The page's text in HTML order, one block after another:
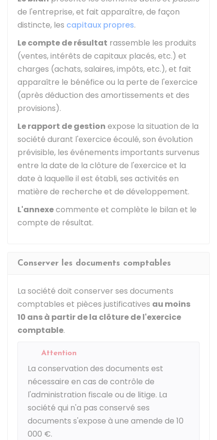
de l'entreprise, et fait apparaître, de façon
distincte, les capitaux propres.
Le compte de résultat rassemble les produits
(ventes, intérêts de capitaux placés, etc.) et
charges (achats, salaires, impôts, etc.), et fait
apparaître le bénéfice ou la perte de l'exercice
(après déduction des amortissements et des
provisions).
Le rapport de gestion expose la situation de la
société durant l'exercice écoulé, son évolution
prévisible, les événements importants survenus
entre la date de la clôture de l'exercice et la
date à laquelle il est établi, ses activités en
matière de recherche et de développement.
L'annexecommente et complète le bilan et le
compte de résultat.
Conserver les documents comptables
La société doit conserver ses documents
comptables et pièces justificatives au moins
10 ans à partir de la clôture de l'exercice
comptable.
Attention
La conservation des documents est
nécessaire en cas de contrôle de
l'administration fiscale ou de litige. La
société qui n'a pas conservé ses
documents s'expose à une amende de 10
000 €.